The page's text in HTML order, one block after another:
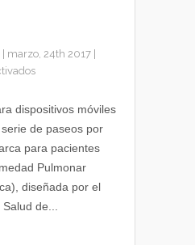
marzo, 24th 2017
en
para
paseos
por
Navarra
para
pacientes
dispositivos móviles
de paseos por
para pacientes
Pulmonar
diseñada por el
de...